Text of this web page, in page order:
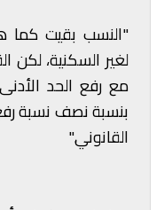
لغير السكنية، لكن
مع رفع الحد
بنسبة نصف نسبة
القانوني."